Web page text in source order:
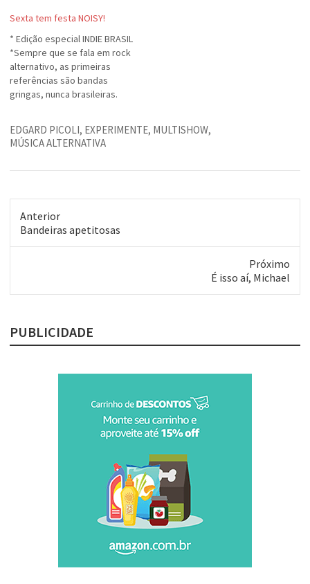
Sexta tem festa NOISY!
* Edição especial INDIE BRASIL
*Sempre que se fala em rock
alternativo, as primeiras
referências são bandas
gringas, nunca brasileiras.
Brasil, o ponto positivo da
cena underground é a
EDGARD PICOLI, EXPERIMENTE, MULTISHOW,
MÚSICA ALTERNATIVA
Anterior
Post
anterior:
Bandeiras apetitosas
Próximo
post:
É isso aí, Michael
PUBLICIDADE